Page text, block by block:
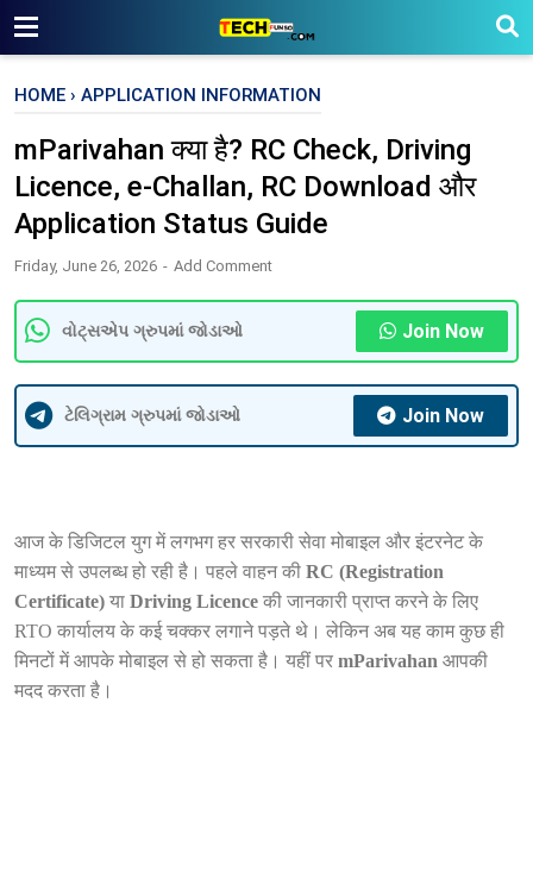
HOME › APPLICATION INFORMATION
mParivahan क्या है? RC Check, Driving
Licence, e-Challan, RC Download और
Application Status Guide
Friday, June 26, 2026 Add Comment
વોટ્સએપ ગ્રુપમાં જોડાઓ Join Now
ટેલિગ્રામ ગ્રુપમાં જોડાઓ Join Now
आज के डिजिटल युग में लगभग हर सरकारी सेवा मोबाइल और इंटरनेट के
माध्यम से उपलब्ध हो रही है। पहले वाहन की RC (Registration
Certificate) या Driving Licence की जानकारी प्राप्त करने के लिए
RTO कार्यालय के कई चक्कर लगाने पड़ते थे। लेकिन अब यह काम कुछ ही
मिनटों में आपके मोबाइल से हो सकता है। यहीं पर mParivahan आपकी
मदद करता है।